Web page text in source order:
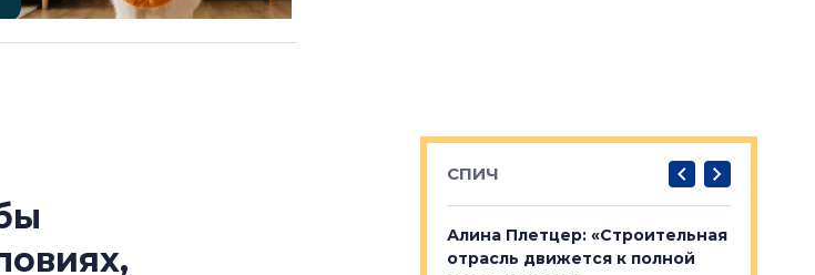
СПИЧ
Алина Плетцер: «Строительная
отрасль движется к полной